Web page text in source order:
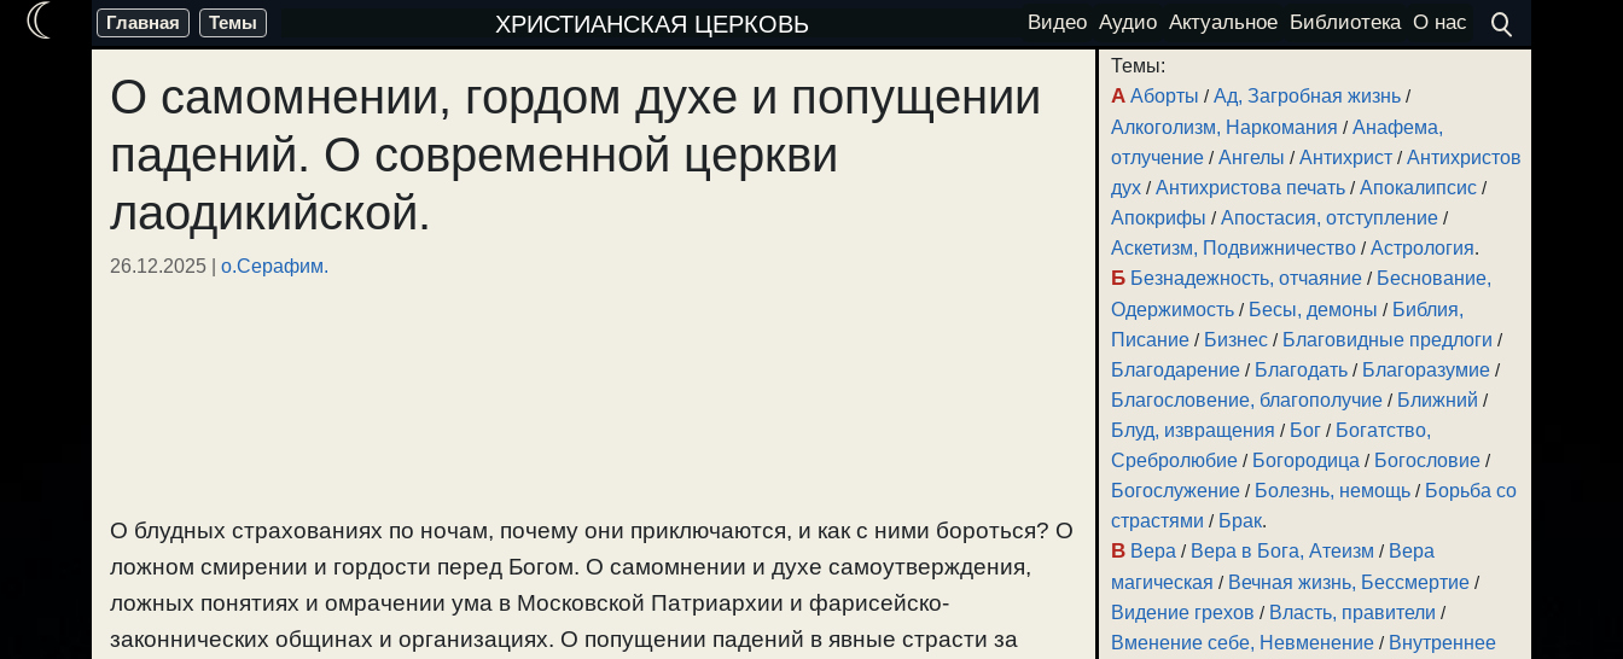
Перейти
содержимому
Главная Темы ХРИСТИАНСКАЯ ЦЕРКОВЬ Видео Аудио Актуальное Библиотека О нас
О самомнении, гордом духе и попущении
падений. О современной церкви
лаодикийской.
26.12.2025 | о.Серафим.
О блудных страхованиях по ночам, почему они приключаются, и как с ними бороться? О
ложном смирении и гордости перед Богом. О самомнении и духе самоутверждения,
ложных понятиях и омрачении ума в Московской Патриархии и фарисейско-
законнических общинах и организациях. О попущении падений в явные страсти за
Темы:
А Аборты /Ад, Загробная жизнь /
Алкоголизм, Наркомания /Анафема,
отлучение /Ангелы /Антихрист /Антихристов
дух /Антихристова печать /Апокалипсис /
Апокрифы /Апостасия, отступление /
Аскетизм, Подвижничество /Астрология.
Б Безнадежность, отчаяние / Беснование,
Одержимость / Бесы, демоны / Библия,
Писание / Бизнес / Благовидные предлоги /
Благодарение / Благодать / Благоразумие /
Благословение, благополучие / Ближний /
Блуд, извращения / Бог / Богатство,
Сребролюбие / Богородица / Богословие /
Богослужение / Болезнь, немощь / Борьба со
страстями / Брак.
В Вера / Вера в Бога, Атеизм / Вера
магическая / Вечная жизнь, Бессмертие /
Видение грехов / Власть, правители /
Вменение себе, Невменение / Внутреннее
☾